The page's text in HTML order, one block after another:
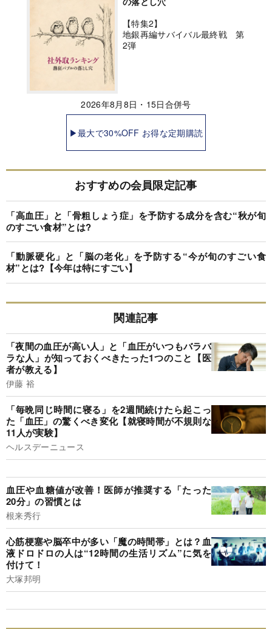
【特集2】
地銀再編サバイバル最終戦 第
2弾
2026年8月8日・15日合併号
▶最大で30%OFF お得な定期購読
おすすめの会員限定記事
「高血圧」と「骨粗しょう症」を予防する成分を含む“秋が旬
のすごい食材”とは?
「動脈硬化」と「脳の老化」を予防する“今が旬のすごい食
材”とは?【今年は特にすごい】
関連記事
「夜間の血圧が高い人」と「血圧がいつもバラバ
ラな人」が知っておくべきたった1つのこと【医
者が教える】
伊藤 裕
「毎晩同じ時間に寝る」を2週間続けたら起こっ
た「血圧」の驚くべき変化【就寝時間が不規則な
11人が実験】
ヘルスデーニュース
血圧や血糖値が改善！医師が推奨する「たった
20分」の習慣とは
根来秀行
心筋梗塞や脳卒中が多い「魔の時間帯」とは？血
液ドロドロの人は“12時間の生活リズム”に気を
付けて！
大塚邦明